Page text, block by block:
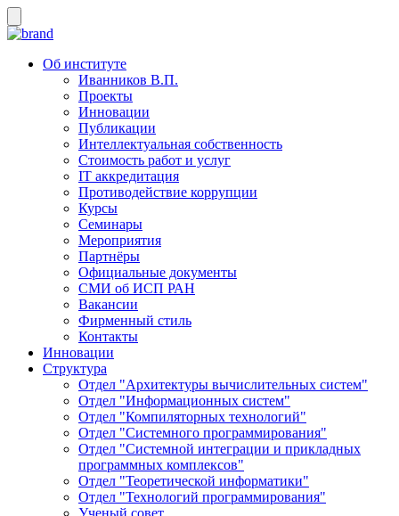
Об институте
Иванников В.П.
Проекты
Инновации
Публикации
Интеллектуальная собственность
Стоимость работ и услуг
IT аккредитация
Противодействие коррупции
Курсы
Семинары
Мероприятия
Партнёры
Официальные документы
СМИ об ИСП РАН
Вакансии
Фирменный стиль
Контакты
Инновации
Структура
Отдел "Архитектуры вычислительных систем"
Отдел "Информационных систем"
Отдел "Компиляторных технологий"
Отдел "Системного программирования"
Отдел "Системной интеграции и прикладных
программных комплексов"
Отдел "Теоретической информатики"
Отдел "Технологий программирования"
Ученый совет